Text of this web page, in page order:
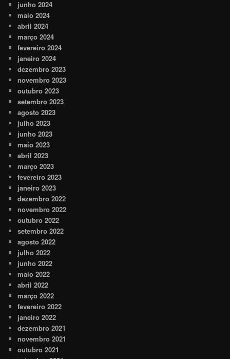
junho 2024
maio 2024
abril 2024
março 2024
fevereiro 2024
janeiro 2024
dezembro 2023
novembro 2023
outubro 2023
setembro 2023
agosto 2023
julho 2023
junho 2023
maio 2023
abril 2023
março 2023
fevereiro 2023
janeiro 2023
dezembro 2022
novembro 2022
outubro 2022
setembro 2022
agosto 2022
julho 2022
junho 2022
maio 2022
abril 2022
março 2022
fevereiro 2022
janeiro 2022
dezembro 2021
novembro 2021
outubro 2021